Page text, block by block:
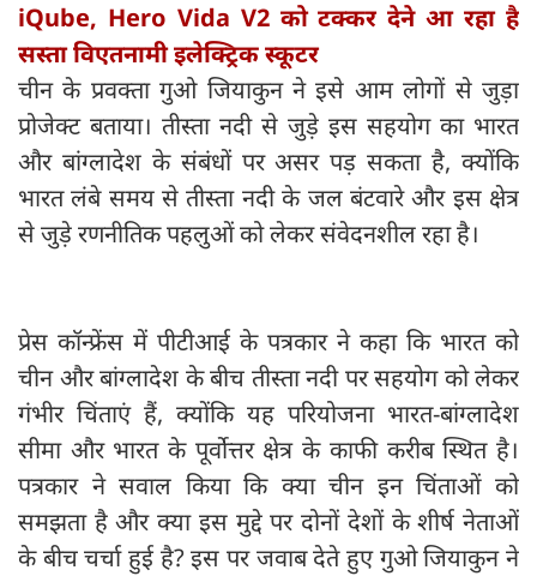
iQube, Hero Vida V2 को टक्कर देने आ रहा है
सस्ता विएतनामी इलेक्ट्रिक स्कूटर
चीन के प्रवक्ता गुओ जियाकुन ने इसे आम लोगों से जुड़ा
प्रोजेक्ट बताया। तीस्ता नदी से जुड़े इस सहयोग का भारत
और बांग्लादेश के संबंधों पर असर पड़ सकता है, क्योंकि
भारत लंबे समय से तीस्ता नदी के जल बंटवारे और इस क्षेत्र
से जुड़े रणनीतिक पहलुओं को लेकर संवेदनशील रहा है।
प्रेस कॉन्फ्रेंस में पीटीआई के पत्रकार ने कहा कि भारत को
चीन और बांग्लादेश के बीच तीस्ता नदी पर सहयोग को लेकर
गंभीर चिंताएं हैं, क्योंकि यह परियोजना भारत-बांग्लादेश
सीमा और भारत के पूर्वोत्तर क्षेत्र के काफी करीब स्थित है।
पत्रकार ने सवाल किया कि क्या चीन इन चिंताओं को
समझता है और क्या इस मुद्दे पर दोनों देशों के शीर्ष नेताओं
के बीच चर्चा हुई है? इस पर जवाब देते हुए गुओ जियाकुन ने